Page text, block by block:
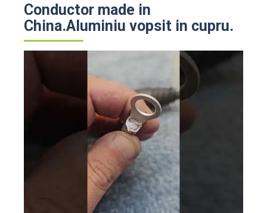
Conductor made in
China.Aluminiu vopsit in cupru.